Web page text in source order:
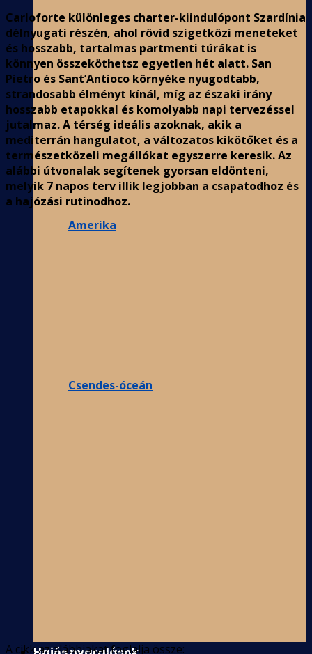
Amerika
Csendes-óceán
Carloforte különleges charter-kiindulópont Szardínia
délnyugati részén, ahol rövid szigetközi meneteket
és hosszabb, tartalmas partmenti túrákat is
könnyen összeköthetsz egyetlen hét alatt. San
Pietro és Sant’Antioco környéke nyugodtabb,
strandosabb élményt kínál, míg az északi irány
hosszabb etapokkal és komolyabb napi tervezéssel
jutalmaz. A térség ideális azoknak, akik a
mediterrán hangulatot, a változatos kikötőket és a
természetközeli megállókat egyszerre keresik. Az
alábbi útvonalak segítenek gyorsan eldönteni,
melyik 7 napos terv illik legjobban a csapatodhoz és
a hajózási rutinodhoz.
A cikk az alábbiakat foglalja össze: